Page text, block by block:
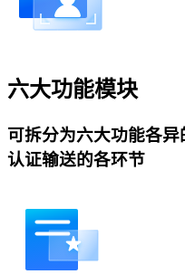
六大功能模块
可拆分为六大功能各
认证输送的各环节